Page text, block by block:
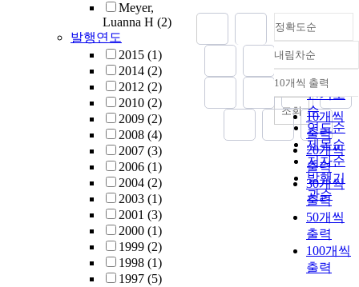
Meyer,
Luanna H (2)
발행연도
2015 (1)
2014 (2)
2012 (2)
2010 (2)
2009 (2)
2008 (4)
2007 (3)
2006 (1)
2004 (2)
2003 (1)
2001 (3)
2000 (1)
1999 (2)
1998 (1)
1997 (5)
정확도순
정확도
순
인기도
순
연도순
제목순
저자순
발행기
관순
내림차순
내림차순
10개씩 출력
10개씩
출력
20개씩
출력
30개씩
출력
50개씩
출력
100개씩
출력
조회